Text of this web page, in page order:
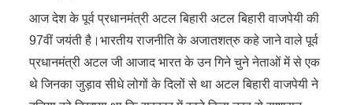
आज देश के पूर्व प्रधानमंत्री अटल बिहारी अटल बिहारी वाजपेयी की
97वीं जयंती है।भारतीय राजनीति के अजातशत्रु कहे जाने वाले पूर्व
प्रधानमंत्री अटल जी आजाद भारत के उन गिने चुने नेताओं में से एक
थे जिनका जुड़ाव सीधे लोगों के दिलों से था अटल बिहारी वाजपेयी ने